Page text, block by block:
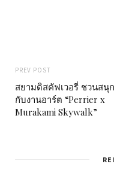
PREV POST
สยามดิสคัฟเวอรี่ ชวนสนุก
กับงานอาร์ต “Perrier x
Murakami Skywalk”